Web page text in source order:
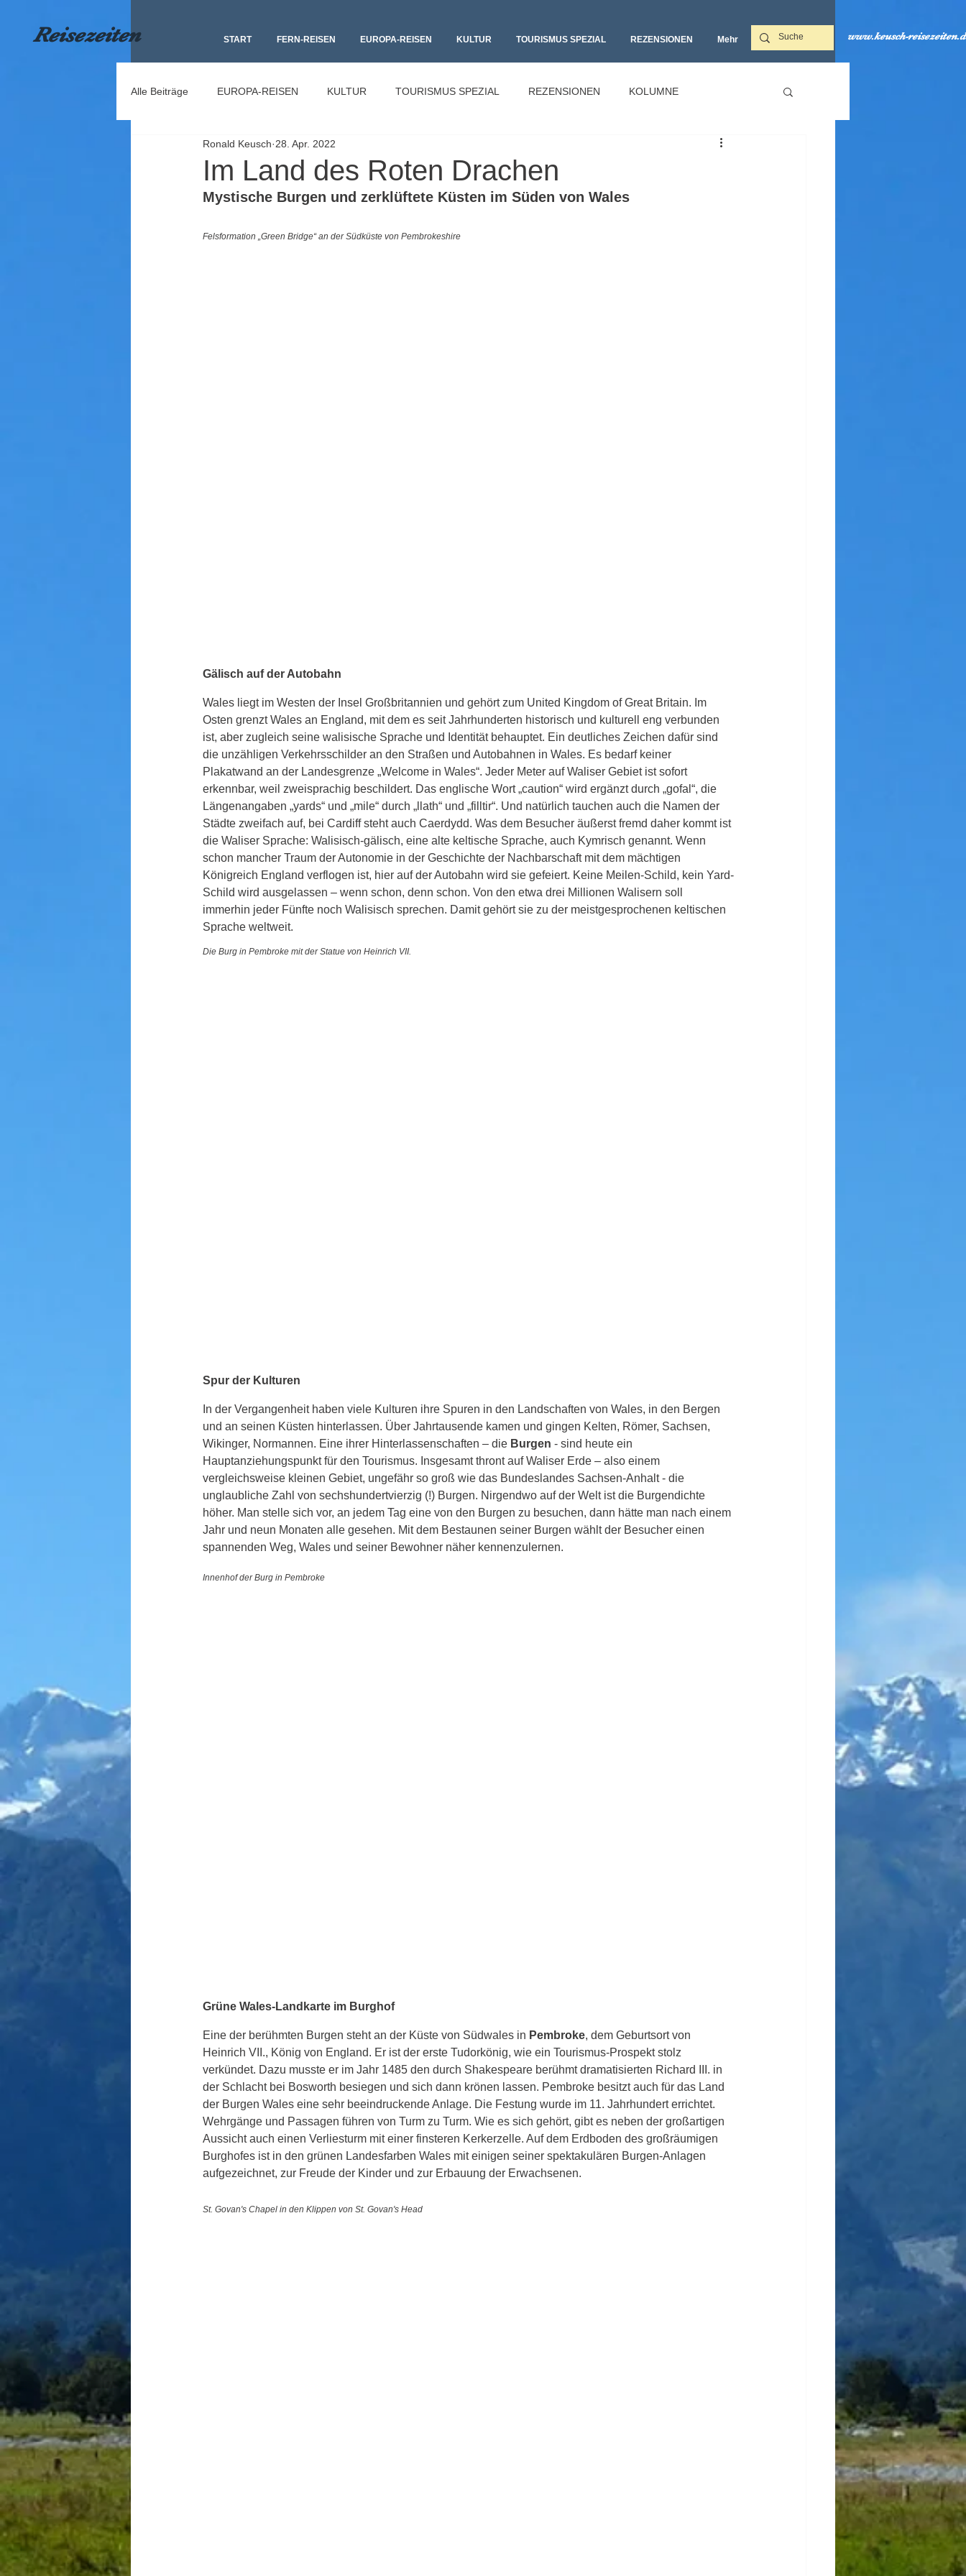
Reisezeiten START FERN-REISEN EUROPA-REISEN KULTUR TOURISMUS SPEZIAL REZENSIONEN Mehr‎ www.keusch-
Alle Beiträge EUROPA-REISEN KULTUR TOURISMUS SPEZIAL REZENSIONEN KOLUMNE
Im Land des Roten Drachen
Ronald Keusch 28. Apr. 2022
Mystische Burgen und zerklüftete Küsten im Süden von Wales
Felsformation „Green Bridge“ an der Südküste von Pembrokeshire
Gälisch auf der Autobahn
Wales liegt im Westen der Insel Großbritannien und gehört zum United Kingdom of Great Britain. Im
Osten grenzt Wales an England, mit dem es seit Jahrhunderten historisch und kulturell eng verbunden
ist, aber zugleich seine walisische Sprache und Identität behauptet. Ein deutliches Zeichen dafür sind
die unzähligen Verkehrsschilder an den Straßen und Autobahnen in Wales. Es bedarf keiner
Plakatwand an der Landesgrenze „Welcome in Wales“. Jeder Meter auf Waliser Gebiet ist sofort
erkennbar, weil zweisprachig beschildert. Das englische Wort „caution“ wird ergänzt durch „gofal“, die
Längenangaben „yards“ und „mile“ durch „llath“ und „filltir“. Und natürlich tauchen auch die Namen der
Städte zweifach auf, bei Cardiff steht auch Caerdydd. Was dem Besucher äußerst fremd daher kommt ist
die Waliser Sprache: Walisisch-gälisch, eine alte keltische Sprache, auch Kymrisch genannt. Wenn
schon mancher Traum der Autonomie in der Geschichte der Nachbarschaft mit dem mächtigen
Königreich England verflogen ist, hier auf der Autobahn wird sie gefeiert. Keine Meilen-Schild, kein Yard-
Schild wird ausgelassen – wenn schon, denn schon. Von den etwa drei Millionen Walisern soll
immerhin jeder Fünfte noch Walisisch sprechen. Damit gehört sie zu der meistgesprochenen keltischen
Sprache weltweit.
Die Burg in Pembroke mit der Statue von Heinrich VII.
Spur der Kulturen
In der Vergangenheit haben viele Kulturen ihre Spuren in den Landschaften von Wales, in den Bergen
und an seinen Küsten hinterlassen. Über Jahrtausende kamen und gingen Kelten, Römer, Sachsen,
Wikinger, Normannen. Eine ihrer Hinterlassenschaften – die Burgen - sind heute ein
Hauptanziehungspunkt für den Tourismus. Insgesamt thront auf Waliser Erde – also einem
vergleichsweise kleinen Gebiet, ungefähr so groß wie das Bundeslandes Sachsen-Anhalt - die
unglaubliche Zahl von sechshundertvierzig (!) Burgen. Nirgendwo auf der Welt ist die Burgendichte
höher. Man stelle sich vor, an jedem Tag eine von den Burgen zu besuchen, dann hätte man nach einem
Jahr und neun Monaten alle gesehen. Mit dem Bestaunen seiner Burgen wählt der Besucher einen
spannenden Weg, Wales und seiner Bewohner näher kennenzulernen.
Innenhof der Burg in Pembroke
Grüne Wales-Landkarte im Burghof
Eine der berühmten Burgen steht an der Küste von Südwales in Pembroke, dem Geburtsort von
Heinrich VII., König von England. Er ist der erste Tudorkönig, wie ein Tourismus-Prospekt stolz
verkündet. Dazu musste er im Jahr 1485 den durch Shakespeare berühmt dramatisierten Richard III. in
der Schlacht bei Bosworth besiegen und sich dann krönen lassen. Pembroke besitzt auch für das Land
der Burgen Wales eine sehr beeindruckende Anlage. Die Festung wurde im 11. Jahrhundert errichtet.
Wehrgänge und Passagen führen von Turm zu Turm. Wie es sich gehört, gibt es neben der großartigen
Aussicht auch einen Verliesturm mit einer finsteren Kerkerzelle. Auf dem Erdboden des großräumigen
Burghofes ist in den grünen Landesfarben Wales mit einigen seiner spektakulären Burgen-Anlagen
aufgezeichnet, zur Freude der Kinder und zur Erbauung der Erwachsenen.
St. Govan's Chapel in den Klippen von St. Govan's Head